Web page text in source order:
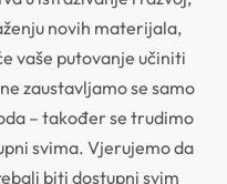
novih materijala,
vaše putovanje učiniti
zaustavljamo se samo
– također se trudimo
svima. Vjerujemo da
biti dostupni svim